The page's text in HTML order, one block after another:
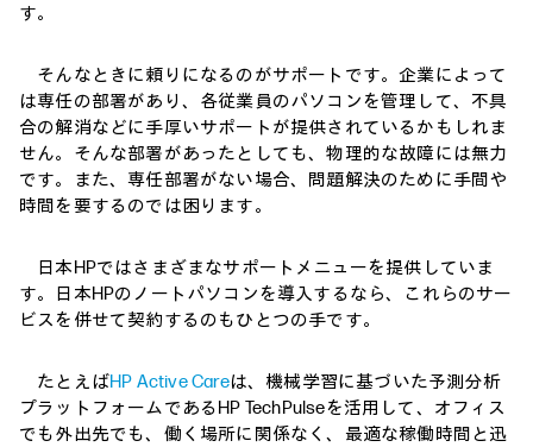
す。
そんなときに頼りになるのがサポートです。企業によって
は専任の部署があり、各従業員のパソコンを管理して、不具
合の解消などに手厚いサポートが提供されているかもしれま
せん。そんな部署があったとしても、物理的な故障には無力
です。また、専任部署がない場合、問題解決のために手間や
時間を要するのでは困ります。
日本HPではさまざまなサポートメニューを提供していま
す。日本HPのノートパソコンを導入するなら、これらのサー
ビスを併せて契約するのもひとつの手です。
たとえばHP Active Careは、機械学習に基づいた予測分析
プラットフォームであるHP TechPulseを活用して、オフィス
でも外出先でも、働く場所に関係なく、最適な稼働時間と迅